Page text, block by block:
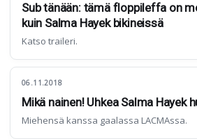
Sub tänään: tämä floppileffa on
kuin Salma Hayek bikineissä
Katso traileri.
06.11.2018
Mikä nainen! Uhkea Salma Hayek
Miehensä kanssa gaalassa LACMAssa.